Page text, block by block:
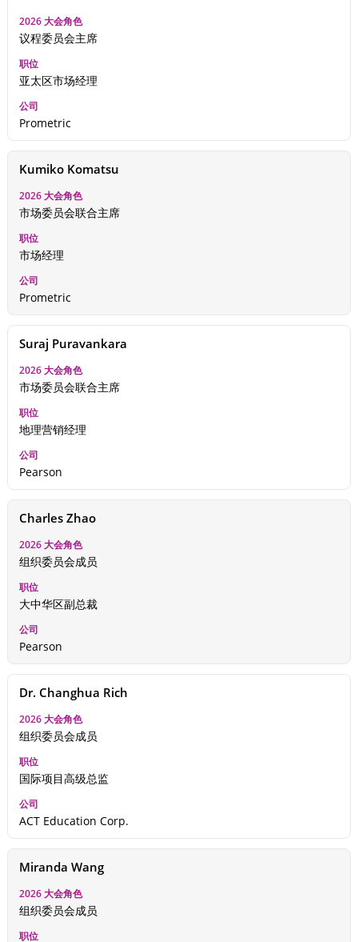
议程委员会主席
亚太区市场经理
Prometric
Kumiko Komatsu
市场委员会联合主席
市场经理
Prometric
Suraj Puravankara
市场委员会联合主席
地理营销经理
Pearson
Charles Zhao
组织委员会成员
大中华区副总裁
Pearson
Dr. Changhua Rich
组织委员会成员
国际项目高级总监
ACT Education Corp.
Miranda Wang
组织委员会成员